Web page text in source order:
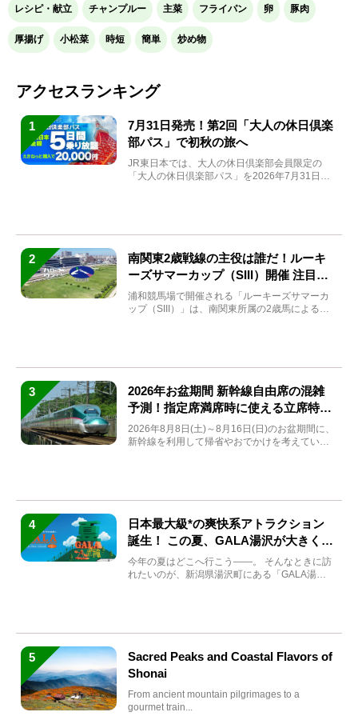
レシピ・献立 チャンプルー 主菜 フライパン 卵 豚肉
厚揚げ 小松菜 時短 簡単 炒め物
アクセスランキング
1
7月31日発売！第2回「大人の休日倶楽
部パス」で初秋の旅へ
JR東日本では、大人の休日倶楽部会員限定の
「大人の休日倶楽部パス」を2026年7月31日
2
南関東2歳戦線の主役は誰だ！ルーキ
ーズサマーカップ（SIII）開催 注目馬
と見どころをチェック
浦和競馬場で開催される「ルーキーズサマーカ
ップ（SIII）」は、南関東所属の2歳馬による注
3
2026年お盆期間 新幹線自由席の混雑
予測！指定席満席時に使える立席特急
券も解説
2026年8月8日(土)～8月16日(日)のお盆期間に、
新幹線を利用して帰省やおでかけを考えている
4
日本最大級*の爽快系アトラクション
誕生！ この夏、GALA湯沢が大きく生
まれ変わる
今年の夏はどこへ行こう――。 そんなときに訪
れたいのが、新潟県湯沢町にある「GALA湯
5
Sacred Peaks and Coastal Flavors of
Shonai
From ancient mountain pilgrimages to a
gourmet train...